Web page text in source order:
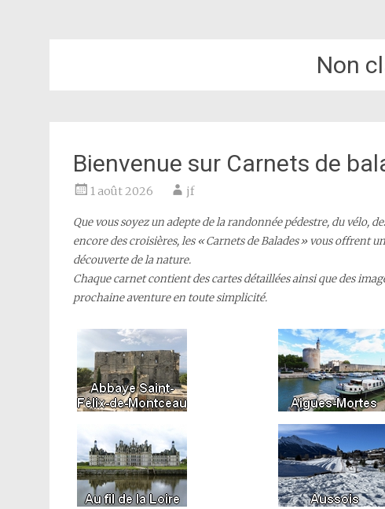
Non
Bienvenue sur Carnets de
1 août 2026 jf
Que vous soyez un adepte de la randonnée pédestre, du vélo,
encore des croisières, les «Carnets de Balades»vous offrent
découverte de la nature.
Chaque carnet contient des cartes détaillées ainsi que des
prochaine aventure en toute simplicité.